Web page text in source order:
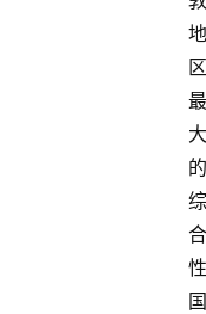
地
区
最
大
的
综
合
性
国